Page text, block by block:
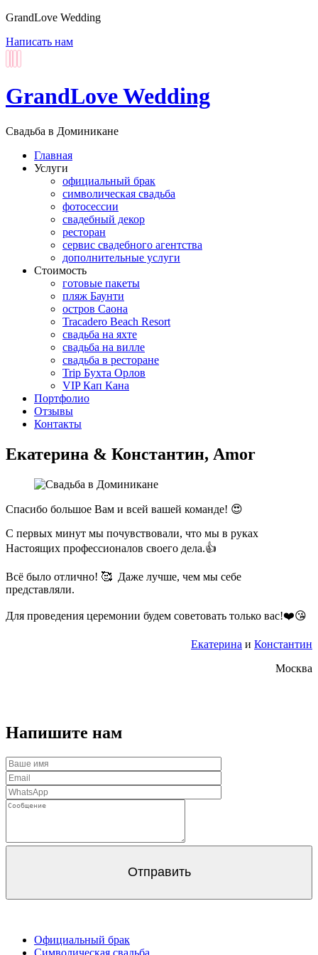
GrandLove Wedding
Написать нам
GrandLove Wedding
Свадьба в Доминикане
Главная
Услуги
официальный брак
символическая свадьба
фотосессии
свадебный декор
ресторан
сервис свадебного агентства
дополнительные услуги
Стоимость
готовые пакеты
пляж Баунти
остров Саона
Tracadero Beach Resort
свадьба на яхте
свадьба на вилле
свадьба в ресторане
Trip Бухта Орлов
VIP Кап Кана
Портфолио
Отзывы
Контакты
Екатерина & Константин, Amor
Спасибо большое Вам и всей вашей команде! 😍
С первых минут мы почувствовали, что мы в руках
Настоящих профессионалов своего дела.👍
Всё было отлично! 🥰 Даже лучше, чем мы себе
представляли.
Для проведения церемонии будем советовать только вас!❤️😘
Екатерина и Константин
Москва
Напишите нам
Официальный брак
Символическая свадьба